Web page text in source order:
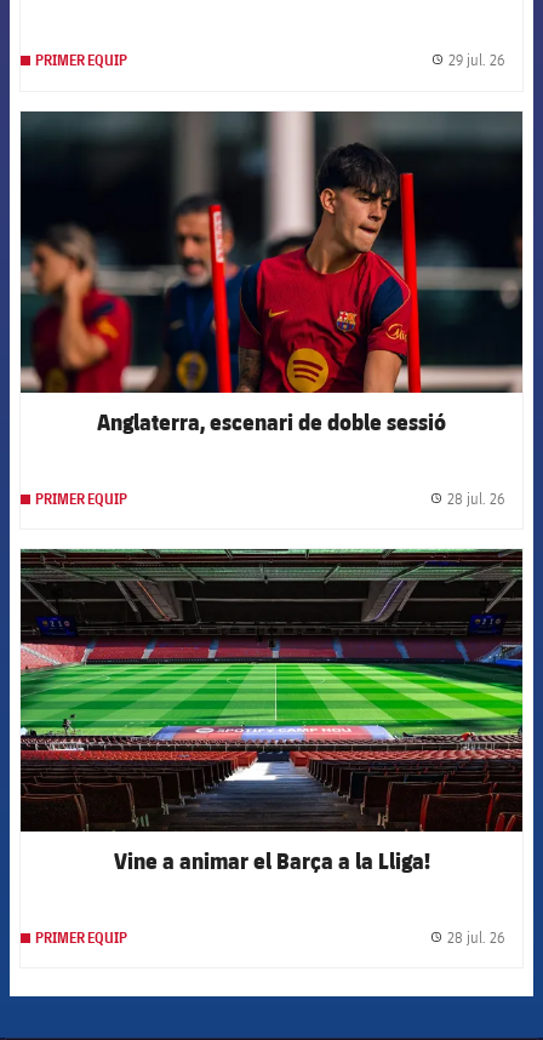
PRIMER EQUIP 29 jul. 26
Anglaterra, escenari de doble sessió
PRIMER EQUIP 28 jul. 26
FCB Barcelona badge
Vine a animar el Barça a la Lliga!
PRIMER EQUIP 28 jul. 26